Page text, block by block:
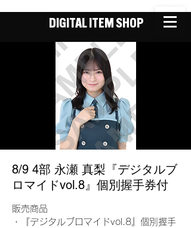
DIGITAL ITEM SHOP
8/9 4部 永瀬 真梨『デジタルブ
ロマイドvol.8』個別握手券付
販売商品
・『デジタルブロマイドvol.8』個別握手